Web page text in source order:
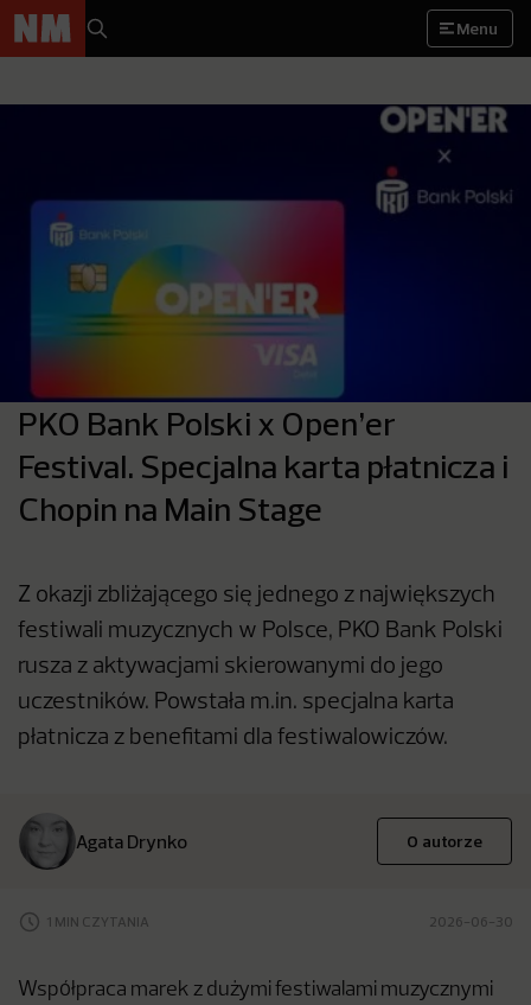
Menu
PKO Bank Polski x Open’er
Festival. Specjalna karta płatnicza i
Chopin na Main Stage
Z okazji zbliżającego się jednego z największych
festiwali muzycznych w Polsce, PKO Bank Polski
rusza z aktywacjami skierowanymi do jego
uczestników. Powstała m.in. specjalna karta
płatnicza z benefitami dla festiwalowiczów.
Agata Drynko O autorze
1 MIN CZYTANIA 2026-06-30
Współpraca marek z dużymi festiwalami muzycznymi